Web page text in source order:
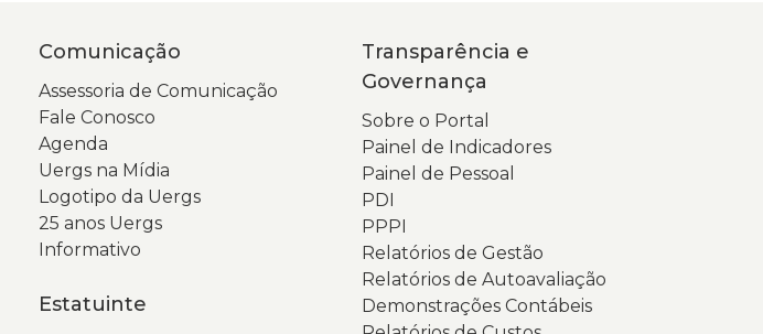
Comunicação
Assessoria de Comunicação
Fale Conosco
Agenda
Uergs na Mídia
Logotipo da Uergs
25 anos Uergs
Informativo
Estatuinte
Transparência e
Governança
Sobre o Portal
Painel de Indicadores
Painel de Pessoal
PDI
PPPI
Relatórios de Gestão
Relatórios de Autoavaliação
Demonstrações Contábeis